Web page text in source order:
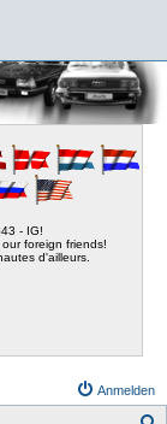
- IG!
foreign friends!
d'ailleurs.
Anmelden